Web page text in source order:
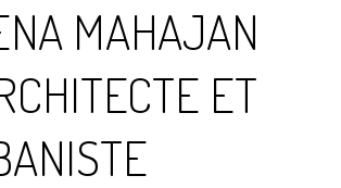
MAHAJAN
ET